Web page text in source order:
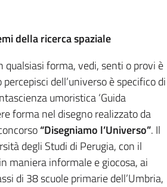
della ricerca spaziale
qualsiasi forma, vedi, senti o provi è
dell’universo è specifico di
umoristica ‘Guida
forma nel disegno realizzato da
“Disegniamo l’Universo”. Il
degli Studi di Perugia, con il
maniera informale e giocosa, ai
di 38 scuole primarie dell’Umbria,